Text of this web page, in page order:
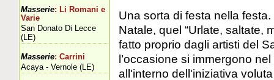
Una sorta di festa nella
Natale, quel “Urlate, saltate,
fatto proprio dagli artisti del
l’occasione si immergono
all'interno dell'iniziativa
Masserie: Li Romani e
Varie
San Donato Di Lecce
(LE)
Masserie: Carrini
Acaya - Vernole (LE)